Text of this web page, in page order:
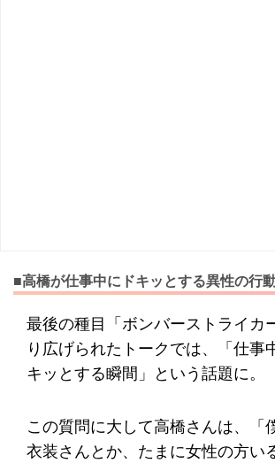
■高橋が仕事中にドキッとする異性の行
最後の種目「ボンバーストライカ
り広げられたトークでは、「仕事
キッとする瞬間」という話題に。
この質問に大して高橋さんは、「
衣装さんとか、たまに女性の方い